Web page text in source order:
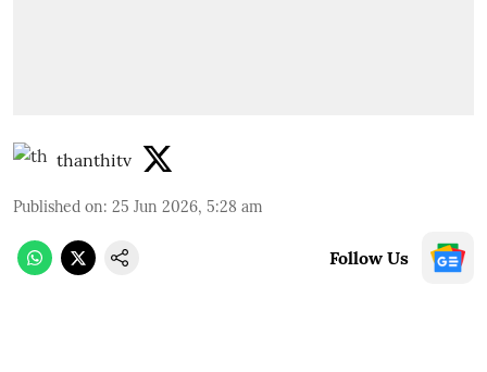
thanthitv
Published on: 25 Jun 2026, 5:28 am
Follow Us